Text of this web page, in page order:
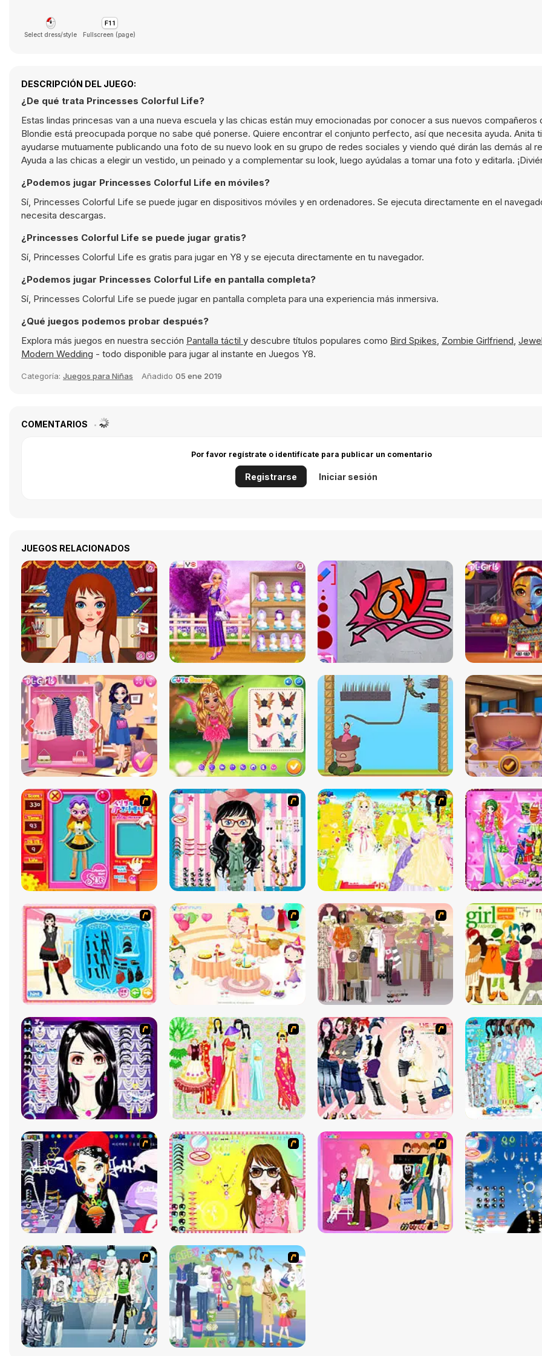
Select dress/style Fullscreen (page)
DESCRIPCIÓN DEL JUEGO:
¿De qué trata Princesses Colorful Life?
Estas lindas princesas van a una nueva escuela y las chicas están muy emocionadas por conocer a sus nuevos compañeros
Blondie está preocupada porque no sabe qué ponerse. Quiere encontrar el conjunto perfecto, así que necesita ayuda. Anita
ayudarse mutuamente publicando una foto de su nuevo look en su grupo de redes sociales y viendo qué dirán las demás al
Ayuda a las chicas a elegir un vestido, un peinado y a complementar su look, luego ayúdalas a tomar una foto y editarla.
¿Podemos jugar Princesses Colorful Life en móviles?
Sí, Princesses Colorful Life se puede jugar en dispositivos móviles y en ordenadores. Se ejecuta directamente en el
necesita descargas.
¿Princesses Colorful Life se puede jugar gratis?
Sí, Princesses Colorful Life es gratis para jugar en Y8 y se ejecuta directamente en tu navegador.
¿Podemos jugar Princesses Colorful Life en pantalla completa?
Sí, Princesses Colorful Life se puede jugar en pantalla completa para una experiencia más inmersiva.
¿Qué juegos podemos probar después?
Explora más juegos en nuestra sección Pantalla táctil y descubre títulos populares como Bird Spikes, Zombie Girlfriend,
Modern Wedding - todo disponible para jugar al instante en Juegos Y8.
Categoría: Juegos para Niñas Añadido 05 ene 2019
COMENTARIOS
Por favor regístrate o identifícate para publicar un comentario
Registrarse Iniciar sesión
JUEGOS RELACIONADOS